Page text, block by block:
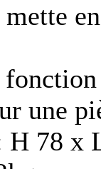
une
H 78 x